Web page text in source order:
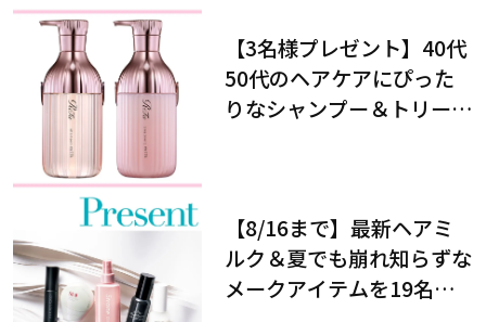
【3名様プレゼント】40代
50代のヘアケアにぴった
りなシャンプー＆トリート
【8/16まで】最新ヘアミ
ルク＆夏でも崩れ知らずな
メークアイテムを19名様